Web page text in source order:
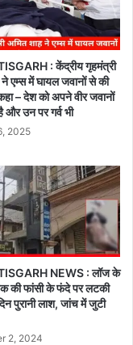
: केंद्रीय गृहमंत्री
एम्स में घायल जवानों से की
– देश को अपने वीर जवानों
और उन पर गर्व भी
2025
NEWS : लॉज के
की फांसी के फंदे पर लटकी
पुरानी लाश, जांच में जुटी
2, 2024